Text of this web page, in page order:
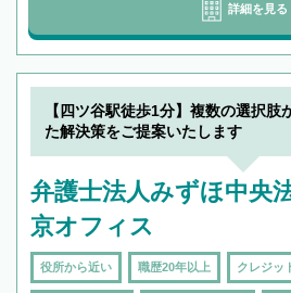
詳細を見る
【四ツ谷駅徒歩1分】複数の選択肢
た解決策をご提案いたします
弁護士法人みずほ中央
京オフィス
役所から近い 職歴20年以上 クレジッ